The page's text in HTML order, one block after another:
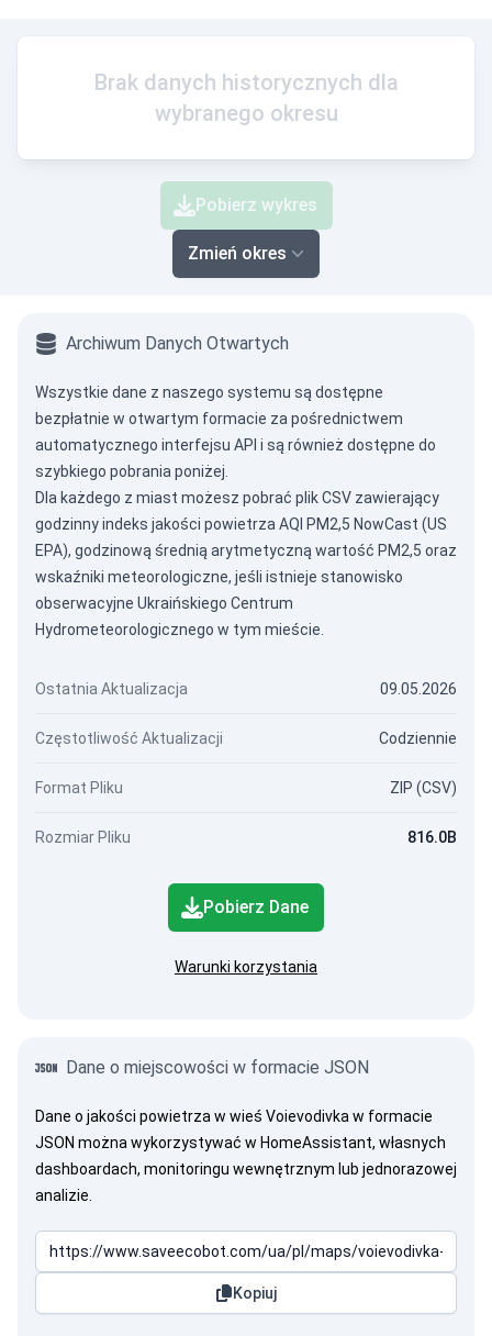
Brak danych historycznych dla
wybranego okresu
Pobierz wykres
Zmień okres
Archiwum Danych Otwartych
Wszystkie dane z naszego systemu są dostępne
bezpłatnie w otwartym formacie za pośrednictwem
automatycznego interfejsu API i są również dostępne do
szybkiego pobrania poniżej.
Dla każdego z miast możesz pobrać plik CSV zawierający
godzinny indeks jakości powietrza AQI PM2,5 NowCast (US
EPA), godzinową średnią arytmetyczną wartość PM2,5 oraz
wskaźniki meteorologiczne, jeśli istnieje stanowisko
obserwacyjne Ukraińskiego Centrum
Hydrometeorologicznego w tym mieście.
Ostatnia Aktualizacja 09.05.2026
Częstotliwość Aktualizacji Codziennie
Format Pliku ZIP (CSV)
Rozmiar Pliku 816.0B
Pobierz Dane
Warunki korzystania
Dane o miejscowości w formacie JSON
Dane o jakości powietrza w wieś Voievodivka w formacie
JSON można wykorzystywać w HomeAssistant, własnych
dashboardach, monitoringu wewnętrznym lub jednorazowej
analizie.
Kopiuj